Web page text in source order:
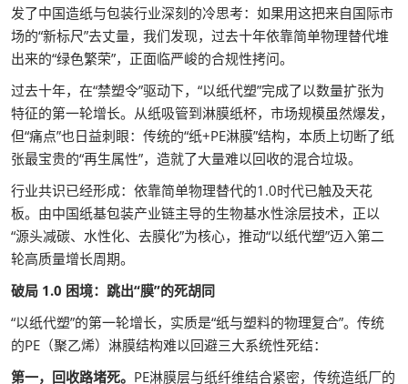
发了中国造纸与包装行业深刻的冷思考：如果用这把来自国际市
场的“新标尺”去丈量，我们发现，过去十年依靠简单物理替代堆
出来的“绿色繁荣”，正面临严峻的合规性拷问。
过去十年，在“禁塑令”驱动下，“以纸代塑”完成了以数量扩张为
特征的第一轮增长。从纸吸管到淋膜纸杯，市场规模虽然爆发，
但“痛点”也日益刺眼：传统的“纸+PE淋膜”结构，本质上切断了纸
张最宝贵的“再生属性”，造就了大量难以回收的混合垃圾。
行业共识已经形成：依靠简单物理替代的1.0时代已触及天花
板。由中国纸基包装产业链主导的生物基水性涂层技术，正以
“源头减碳、水性化、去膜化”为核心，推动“以纸代塑”迈入第二
轮高质量增长周期。
破局 1.0 困境：跳出“膜”的死胡同
“以纸代塑”的第一轮增长，实质是“纸与塑料的物理复合”。传统
的PE（聚乙烯）淋膜结构难以回避三大系统性死结：
第一，回收路堵死。 PE淋膜层与纸纤维结合紧密，传统造纸厂的